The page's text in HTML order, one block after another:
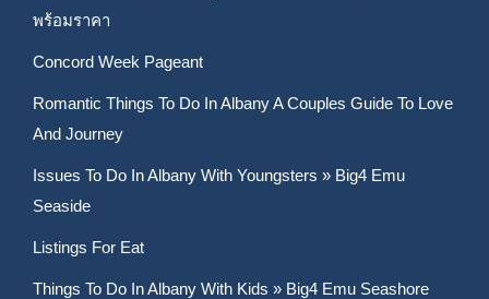
พร้อมราคา
Concord Week Pageant
Romantic Things To Do In Albany A Couples Guide To Love
And Journey
Issues To Do In Albany With Youngsters » Big4 Emu
Seaside
Listings For Eat
Things To Do In Albany With Kids » Big4 Emu Seashore